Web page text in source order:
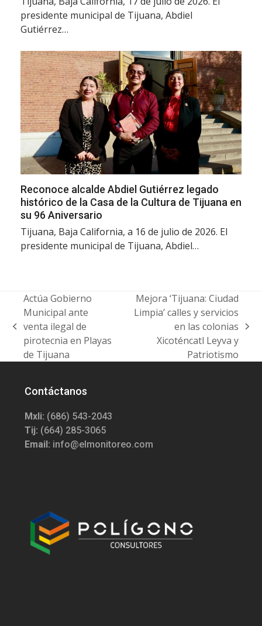
presidente municipal de Tijuana, Abdiel
Gutiérrez…
Reconoce alcalde Abdiel Gutiérrez legado
histórico de la Casa de la Cultura de Tijuana en
su 96 Aniversario
Tijuana, Baja California, a 16 de julio de 2026. El
presidente municipal de Tijuana, Abdiel…
previous
post:
Actúa Gobierno
Municipal ante
venta ilegal de
pirotecnia en Playas
de Tijuana
Mejora ‘Tijuana: Ciudad
Limpia’ calles y servicios
en las colonias
Xicoténcatl Leyva y
Patriotismo
Contáctanos
Mxli: (686) 543-2043
Tij: (664) 285-3065
Email: info@elmonitoreo.com